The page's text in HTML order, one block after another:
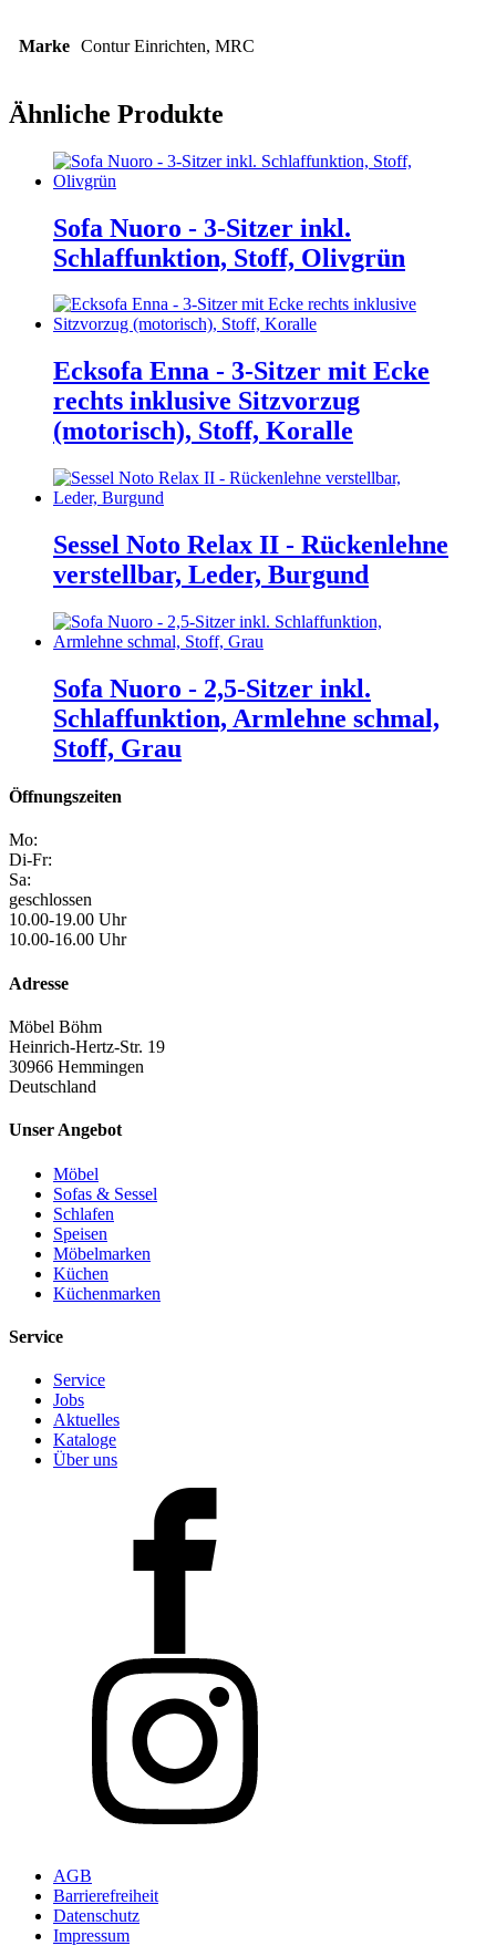
Marke Contur Einrichten, MRC
Ähnliche Produkte
Sofa Nuoro - 3-Sitzer inkl.
Schlaffunktion, Stoff, Olivgrün
Ecksofa Enna - 3-Sitzer mit Ecke
rechts inklusive Sitzvorzug
(motorisch), Stoff, Koralle
Sessel Noto Relax II - Rückenlehne
verstellbar, Leder, Burgund
Sofa Nuoro - 2,5-Sitzer inkl.
Schlaffunktion, Armlehne schmal,
Stoff, Grau
Öffnungszeiten
Mo:
Di-Fr:
Sa:
geschlossen
10.00-19.00 Uhr
10.00-16.00 Uhr
Adresse
Möbel Böhm
Heinrich-Hertz-Str. 19
30966 Hemmingen
Deutschland
Unser Angebot
Möbel
Sofas & Sessel
Schlafen
Speisen
Möbelmarken
Küchen
Küchenmarken
Service
Service
Jobs
Aktuelles
Kataloge
Über uns
AGB
Barrierefreiheit
Datenschutz
Impressum